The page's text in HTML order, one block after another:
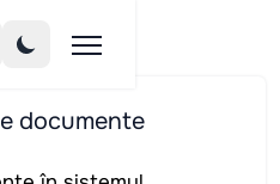
documente